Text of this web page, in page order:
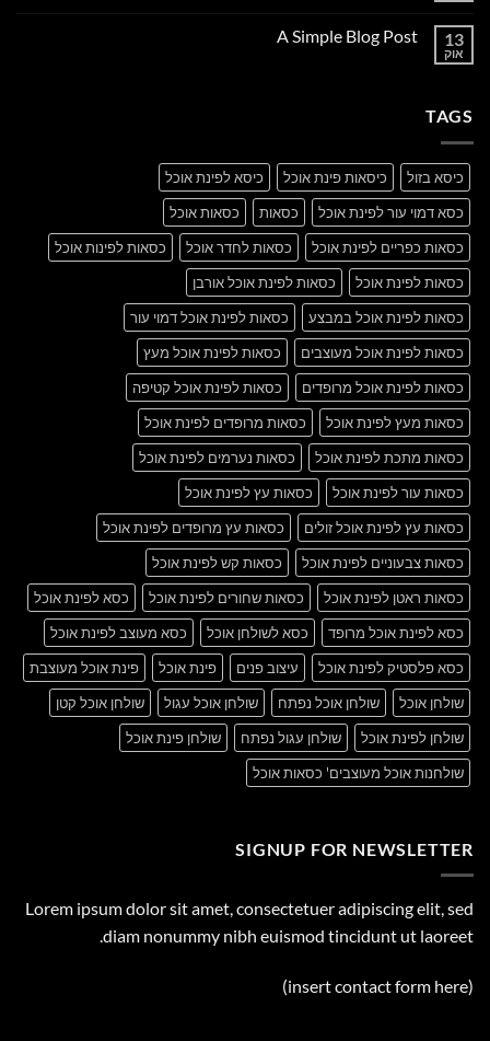
Just
13
אוק
A Simple Blog Post
TAGS
כיסא בזול כיסאות פינת אוכל
כיסא לפינת אוכל
כסא דמוי עור לפינת אוכל
כסאות
כסאות אוכל
כסאות כפריים לפינת אוכל
כסאות לחדר אוכל
כסאות לפינות אוכל
כסאות לפינת אוכל
כסאות לפינת אוכל אורבן
כסאות לפינת אוכל במבצע
כסאות לפינת אוכל דמוי עור
כסאות לפינת אוכל מעוצבים
כסאות לפינת אוכל מעץ
כסאות לפינת אוכל מרופדים
כסאות לפינת אוכל קטיפה
כסאות מעץ לפינת אוכל
כסאות מרופדים לפינת אוכל
כסאות מתכת לפינת אוכל
כסאות נערמים לפינת אוכל
כסאות עור לפינת אוכל
כסאות עץ לפינת אוכל
כסאות עץ לפינת אוכל זולים
כסאות עץ מרופדים לפינת אוכל
כסאות צבעוניים לפינת אוכל
כסאות קש לפינת אוכל
כסאות ראטן לפינת אוכל
כסאות שחורים לפינת אוכל
כסא לפינת אוכל
כסא לפינת אוכל מרופד
כסא לשולחן אוכל
כסא מעוצב לפינת אוכל
כסא פלסטיק לפינת אוכל
עיצוב פנים פינת אוכל
פינת אוכל מעוצבת
שולחן אוכל
שולחן אוכל נפתח שולחן אוכל עגול
שולחן אוכל קטן
שולחן לפינת אוכל
שולחן עגול נפתח
שולחן פינת אוכל
שולחנות אוכל מעוצבים' כסאות אוכל
SIGNUP FOR NEWSLETTER
Lorem ipsum dolor sit amet, consectetuer adipiscing elit, sed
diam nonummy nibh euismod tincidunt ut laoreet.
(insert contact form here)